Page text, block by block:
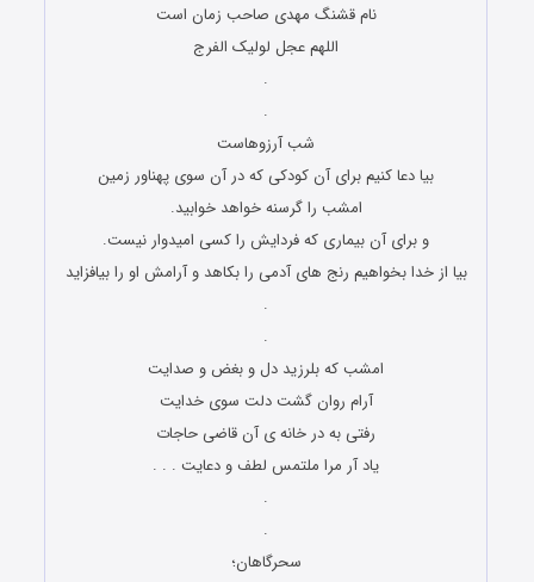
نام قشنگ مهدی صاحب زمان است
اللهم عجل لولیک الفرج
.
.
شب آرزوهاست
بیا دعا کنیم برای آن کودکی که در آن سوی پهناور زمین
امشب را گرسنه خواهد خوابید.
و برای آن بیماری که فردایش را کسی امیدوار نیست.
بیا از خدا بخواهیم رنج های آدمی را بکاهد و آرامش او را بیافزاید
.
.
امشب که بلرزید دل و بغض و صدایت
آرام روان گشت دلت سوی خدایت
رفتی به در خانه ی آن قاضی حاجات
یاد آر مرا ملتمس لطف و دعایت . . .
.
.
سحرگاهان؛